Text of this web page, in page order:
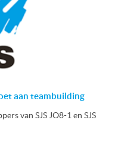
aan teambuilding
van SJS JO8-1 en SJS